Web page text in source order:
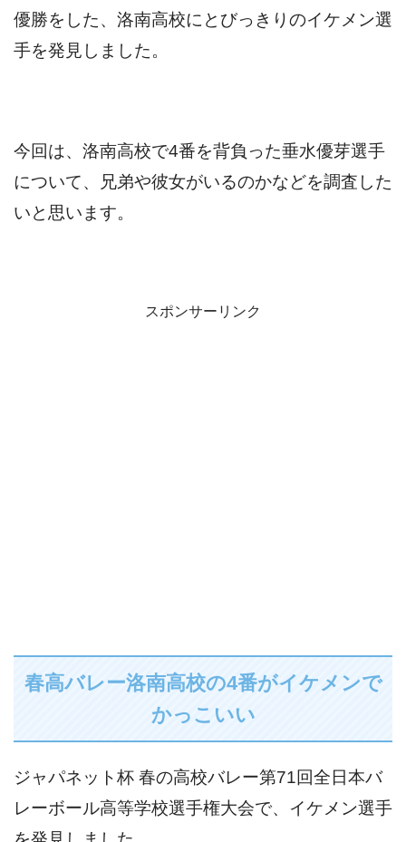
優勝をした、洛南高校にとびっきりのイケメン選
手を発見しました。
今回は、洛南高校で4番を背負った垂水優芽選手
について、兄弟や彼女がいるのかなどを調査した
いと思います。
スポンサーリンク
春高バレー洛南高校の4番がイケメンで
かっこいい
ジャパネット杯 春の高校バレー第71回全日本バ
レーボール高等学校選手権大会で、イケメン選手